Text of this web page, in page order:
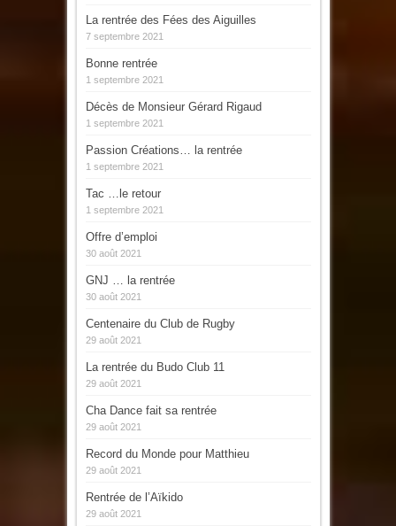
La rentrée des Fées des Aiguilles
7 septembre 2021
Bonne rentrée
1 septembre 2021
Décès de Monsieur Gérard Rigaud
1 septembre 2021
Passion Créations… la rentrée
1 septembre 2021
Tac …le retour
1 septembre 2021
Offre d’emploi
30 août 2021
GNJ … la rentrée
30 août 2021
Centenaire du Club de Rugby
29 août 2021
La rentrée du Budo Club 11
29 août 2021
Cha Dance fait sa rentrée
29 août 2021
Record du Monde pour Matthieu
29 août 2021
Rentrée de l’Aïkido
29 août 2021